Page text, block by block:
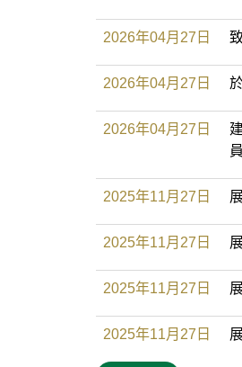
2026年04月27日
2026年04月27日
2026年04月27日
2025年11月27日
2025年11月27日
2025年11月27日
2025年11月27日